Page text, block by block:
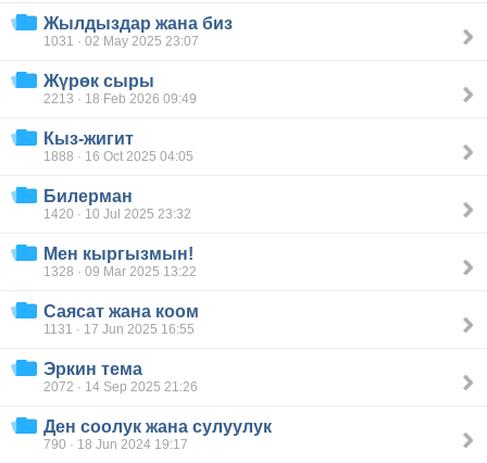
Жылдыздар жана биз
1031 · 02 May 2025 23:07
Жүрөк сыры
2213 · 18 Feb 2026 09:49
Кыз-жигит
1888 · 16 Oct 2025 04:05
Билерман
1420 · 10 Jul 2025 23:32
Мен кыргызмын!
1328 · 09 Mar 2025 13:22
Саясат жана коом
1131 · 17 Jun 2025 16:55
Эркин тема
2072 · 14 Sep 2025 21:26
Ден соолук жана сулуулук
790 · 18 Jun 2024 19:17